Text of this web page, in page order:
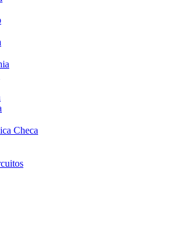
Checa